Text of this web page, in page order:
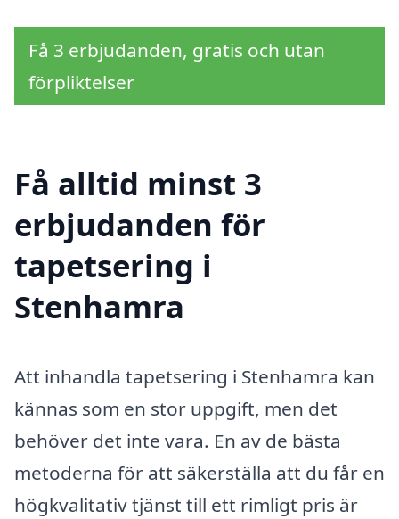
Få 3 erbjudanden, gratis och utan
förpliktelser
Få alltid minst 3
erbjudanden för
tapetsering i
Stenhamra
Att inhandla tapetsering i Stenhamra kan
kännas som en stor uppgift, men det
behöver det inte vara. En av de bästa
metoderna för att säkerställa att du får en
högkvalitativ tjänst till ett rimligt pris är